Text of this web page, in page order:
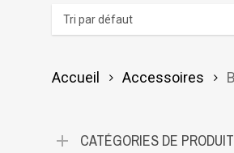
Accueil Accessoires
CATÉGORIES DE